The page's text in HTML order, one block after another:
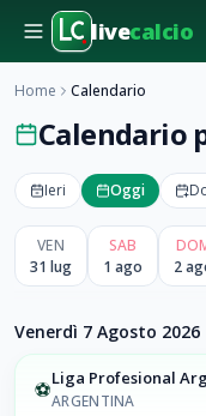
livecalcio
Home Calendario
Calendario
Ieri Oggi
VEN
31 lug
SAB
1 ago
2
Venerdì 7 Agosto 2026
⚽Liga Profesional
ARGENTINA